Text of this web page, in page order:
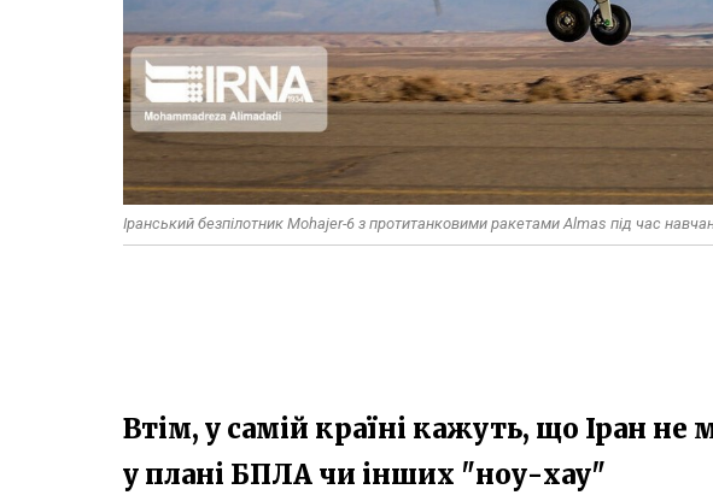
Іранський безпілотник Mohajer-6 з протитанковими ракетами Almas під час
Втім, у самій країні кажуть, що Іран
у плані БПЛА чи інших "ноу-хау"